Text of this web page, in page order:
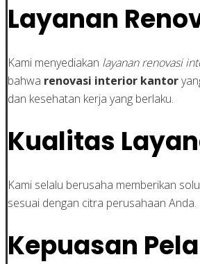
Layanan
Kami menyediakan layanan renovasi
bahwa renovasi interior kantor
dan kesehatan kerja yang berlaku.
Kualitas
Kami selalu berusaha memberikan
sesuai dengan citra perusahaan Anda.
Kepuasan